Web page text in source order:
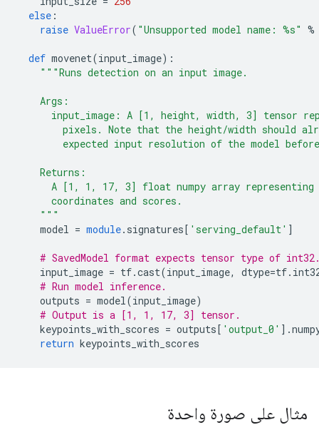
else :
raise ValueError( "Unsupported model name: %s" %
def movenet(input_image):
"""Runs detection on an input image.
Args:
input_image: A [1, height, width, 3] tensor
pixels. Note that the height/width should
expected input resolution of the model
Returns:
A [1, 1, 17, 3] float numpy array representing
coordinates and scores.
"""
model = module. signatures[ 'serving_default' ]
# SavedModel format expects tensor type of
input_image = tf.cast(input_image, dtype=tf.
# Run model inference.
outputs = model(input_image)
# Output is a [1, 1, 17, 3] tensor.
keypoints_with_scores = outputs[ 'output_0' ].
return keypoints_with_scores
مثال على صورة واحدة